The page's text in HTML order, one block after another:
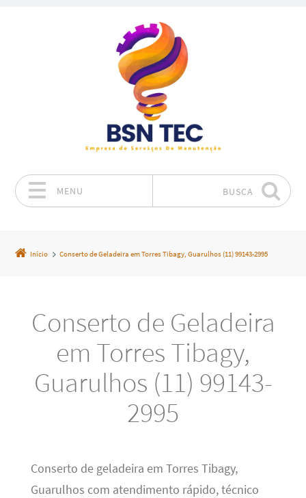
MENU BUSCA
Início Conserto de Geladeira em Torres Tibagy, Guarulhos (11) 99143-2995
Conserto de Geladeira
em Torres Tibagy,
Guarulhos (11) 99143-
2995
Conserto de geladeira em Torres Tibagy,
Guarulhos com atendimento rápido, técnico